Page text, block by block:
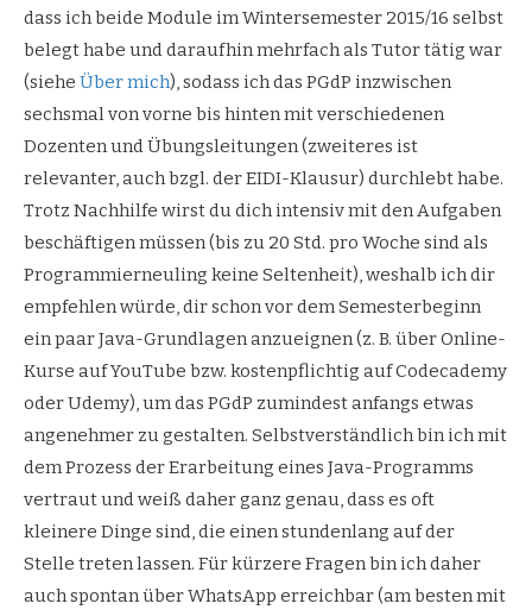
dass ich beide Module im Wintersemester 2015/16 selbst
belegt habe und daraufhin mehrfach als Tutor tätig war
(siehe Über mich), sodass ich das PGdP inzwischen
sechsmal von vorne bis hinten mit verschiedenen
Dozenten und Übungsleitungen (zweiteres ist
relevanter, auch bzgl. der EIDI-Klausur) durchlebt habe.
Trotz Nachhilfe wirst du dich intensiv mit den Aufgaben
beschäftigen müssen (bis zu 20 Std. pro Woche sind als
Programmierneuling keine Seltenheit), weshalb ich dir
empfehlen würde, dir schon vor dem Semesterbeginn
ein paar Java-Grundlagen anzueignen (z. B. über Online-
Kurse auf YouTube bzw. kostenpflichtig auf Codecademy
oder Udemy), um das PGdP zumindest anfangs etwas
angenehmer zu gestalten. Selbstverständlich bin ich mit
dem Prozess der Erarbeitung eines Java-Programms
vertraut und weiß daher ganz genau, dass es oft
kleinere Dinge sind, die einen stundenlang auf der
Stelle treten lassen. Für kürzere Fragen bin ich daher
auch spontan über WhatsApp erreichbar (am besten mit